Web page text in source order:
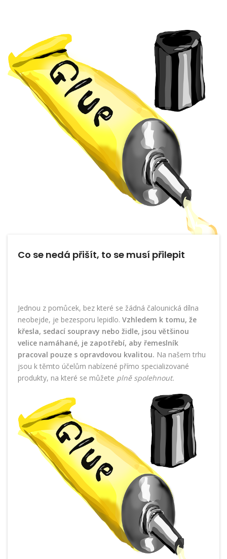
Co se nedá přišít, to se musí přilepit
Jednou z pomůcek, bez které se žádná čalounická dílna
neobejde, je bezesporu lepidlo. Vzhledem k tomu, že
křesla, sedací soupravy nebo židle, jsou většinou
velice namáhané, je zapotřebí, aby řemeslník
pracoval pouze s opravdovou kvalitou. Na našem trhu
jsou k těmto účelům nabízené přímo specializované
produkty, na které se můžete plně spolehnout.